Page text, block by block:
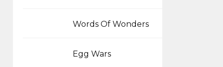
Words Of Wonders
Egg Wars